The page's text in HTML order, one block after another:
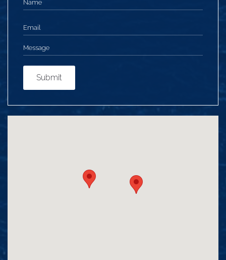
Submit